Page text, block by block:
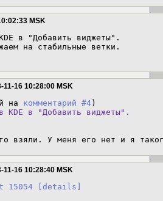
MSK
в "Добавить виджеты".
на стабильные ветки.
11-16 10:28:00 MSK
на комментарий #4
KDE в "Добавить виджеты".
взяли. У меня его нет и я
11-16 10:28:40 MSK
15054
[details]